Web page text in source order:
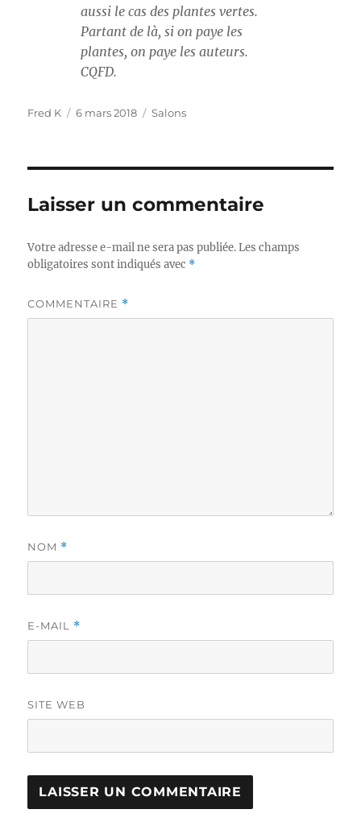
aussi le cas des plantes vertes.
Partant de là, si on paye les
plantes, on paye les auteurs.
CQFD.
Auteur
Fred K
Publié
6 mars 2018 Catégories
Salons
Laisser un commentaire
Votre adresse e-mail ne sera pas publiée. Les champs
obligatoires sont indiqués avec *
COMMENTAIRE *
NOM *
E-MAIL *
SITE WEB